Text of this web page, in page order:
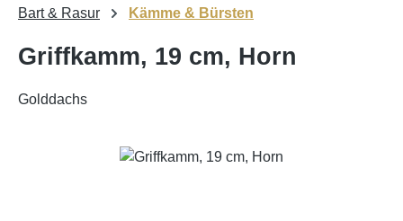
Bart & Rasur Kämme & Bürsten
Griffkamm, 19 cm, Horn
Golddachs
Bildergalerie überspringen